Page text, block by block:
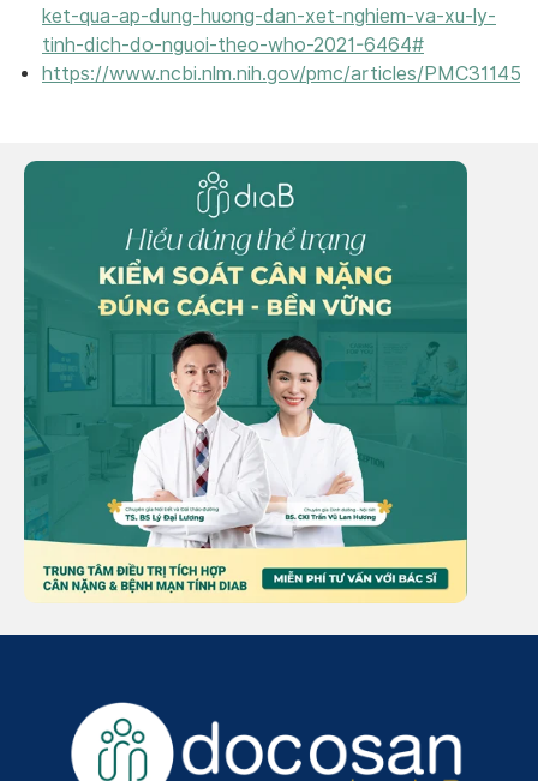
ket-qua-ap-dung-huong-dan-xet-nghiem-va-xu-ly-
tinh-dich-do-nguoi-theo-who-2021-6464#
https://www.ncbi.nlm.nih.gov/pmc/articles/